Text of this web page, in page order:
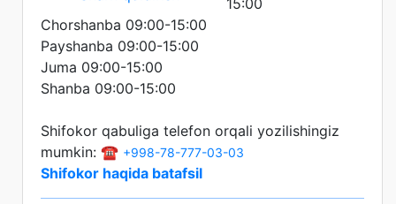
15:00
Chorshanba 09:00-15:00
Payshanba 09:00-15:00
Juma 09:00-15:00
Shanba 09:00-15:00
Shifokor qabuliga telefon orqali yozilishingiz
mumkin: ☎️ +998-78-777-03-03
Shifokor haqida batafsil